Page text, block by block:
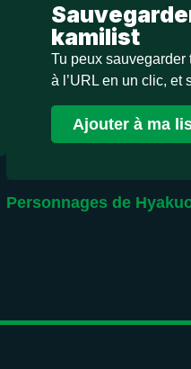
kamilist
Tu peux
à l’URL en un clic, et
Ajouter à ma
Personnages de